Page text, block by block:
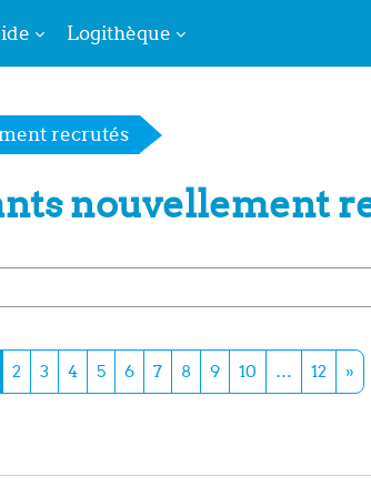
Logithèque
recrutés
nouvellement
1
2Page 2
3Page 3
4Page 4
5Page 5
6Page 6
7Page 7
8Page 8
9Page 9
10Page 10
… 12Page 12
»